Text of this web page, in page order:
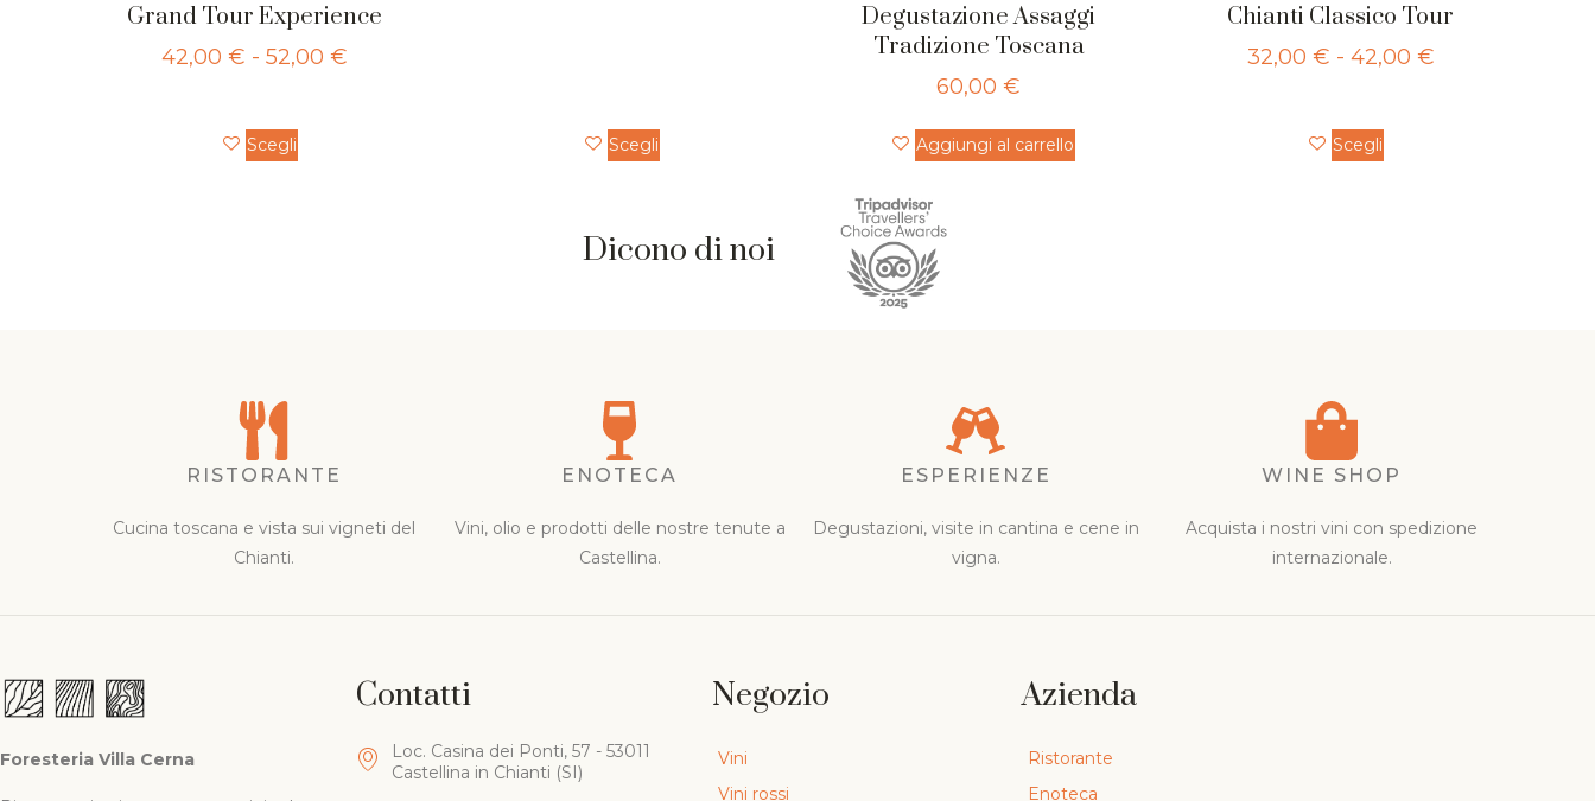
Grand Tour Experience
42,00 € - 52,00 €
Scegli Scegli
Degustazione Assaggi
Tradizione Toscana
60,00 €
Aggiungi al carrello
Chianti Classico Tour
32,00 € - 42,00 €
Scegli
Dicono di noi
RISTORANTE
Cucina toscana e vista sui vigneti del
Chianti.
ENOTECA
Vini, olio e prodotti delle nostre tenute a
Castellina.
ESPERIENZE
Degustazioni, visite in cantina e cene in
vigna.
WINE SHOP
Acquista i nostri vini con spedizione
internazionale.
Foresteria Villa Cerna
Contatti
Loc. Casina dei Ponti, 57 - 53011
Castellina in Chianti (SI)
Negozio
Vini
Vini rossi
Azienda
Ristorante
Enoteca